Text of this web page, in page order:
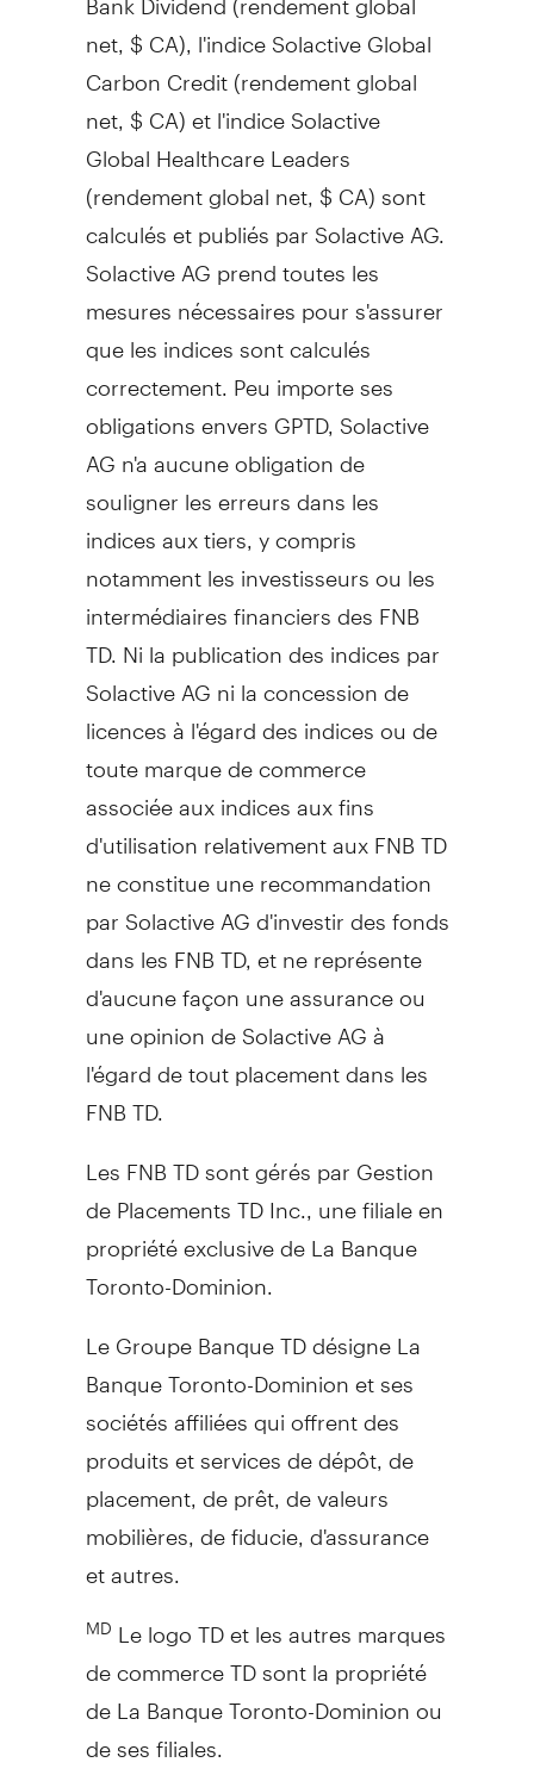
net, $ CA), l'indice Solactive Global
Carbon Credit (rendement global
net, $ CA) et l'indice Solactive
Global Healthcare Leaders
(rendement global net, $ CA) sont
calculés et publiés par Solactive AG.
Solactive AG prend toutes les
mesures nécessaires pour s'assurer
que les indices sont calculés
correctement. Peu importe ses
obligations envers GPTD, Solactive
AG n'a aucune obligation de
souligner les erreurs dans les
indices aux tiers, y compris
notamment les investisseurs ou les
intermédiaires financiers des FNB
TD. Ni la publication des indices par
Solactive AG ni la concession de
licences à l'égard des indices ou de
toute marque de commerce
associée aux indices aux fins
d'utilisation relativement aux FNB TD
ne constitue une recommandation
par Solactive AG d'investir des fonds
dans les FNB TD, et ne représente
d'aucune façon une assurance ou
une opinion de Solactive AG à
l'égard de tout placement dans les
FNB TD.
Les FNB TD sont gérés par Gestion
de Placements TD Inc., une filiale en
propriété exclusive de La Banque
Toronto-Dominion.
Le Groupe Banque TD désigne La
Banque Toronto-Dominion et ses
sociétés affiliées qui offrent des
produits et services de dépôt, de
placement, de prêt, de valeurs
mobilières, de fiducie, d'assurance
et autres.
MD Le logo TD et les autres marques
de commerce TD sont la propriété
de La Banque Toronto-Dominion ou
de ses filiales.